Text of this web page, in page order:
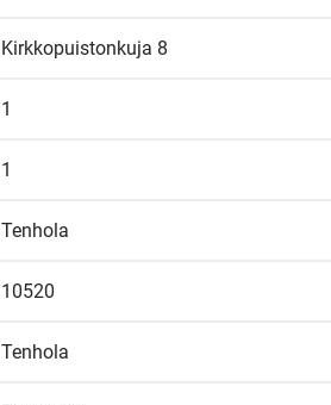
Kirkkopuistonkuja 8
1
1
Tenhola
10520
Tenhola